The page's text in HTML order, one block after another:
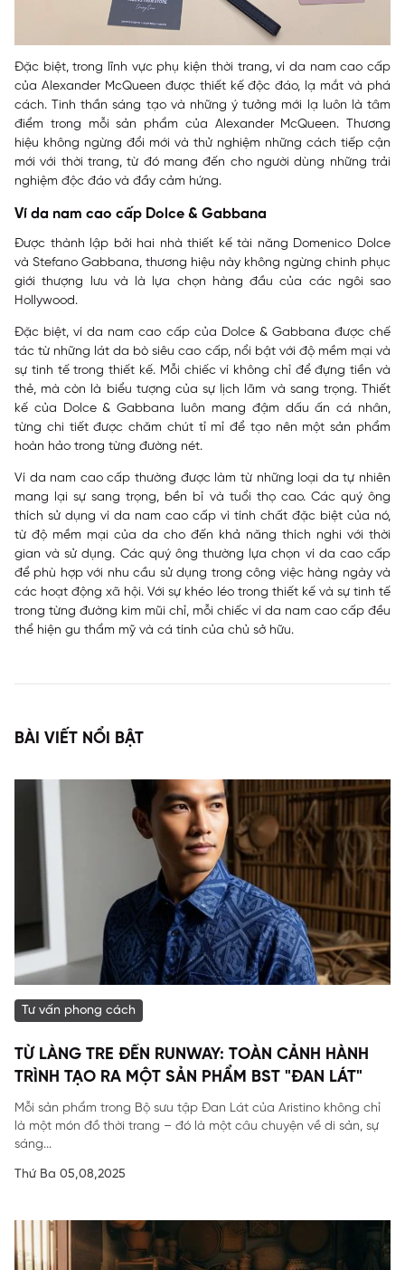
Đặc biệt, trong lĩnh vực phụ kiện thời trang, ví da nam cao cấp
của Alexander McQueen được thiết kế độc đáo, lạ mắt và phá
cách. Tinh thần sáng tạo và những ý tưởng mới lạ luôn là tâm
điểm trong mỗi sản phẩm của Alexander McQueen. Thương
hiệu không ngừng đổi mới và thử nghiệm những cách tiếp cận
mới với thời trang, từ đó mang đến cho người dùng những trải
nghiệm độc đáo và đầy cảm hứng.
Ví da nam cao cấp Dolce & Gabbana
Được thành lập bởi hai nhà thiết kế tài năng Domenico Dolce
và Stefano Gabbana, thương hiệu này không ngừng chinh phục
giới thượng lưu và là lựa chọn hàng đầu của các ngôi sao
Hollywood.
Đặc biệt, ví da nam cao cấp của Dolce & Gabbana được chế
tác từ những lát da bò siêu cao cấp, nổi bật với độ mềm mại và
sự tinh tế trong thiết kế. Mỗi chiếc ví không chỉ để đựng tiền và
thẻ, mà còn là biểu tượng của sự lịch lãm và sang trọng. Thiết
kế của Dolce & Gabbana luôn mang đậm dấu ấn cá nhân,
từng chi tiết được chăm chút tỉ mỉ để tạo nên một sản phẩm
hoàn hảo trong từng đường nét.
Ví da nam cao cấp thường được làm từ những loại da tự nhiên
mang lại sự sang trọng, bền bỉ và tuổi thọ cao. Các quý ông
thích sử dụng ví da nam cao cấp vì tính chất đặc biệt của nó,
từ độ mềm mại của da cho đến khả năng thích nghi với thời
gian và sử dụng. Các quý ông thường lựa chọn ví da cao cấp
để phù hợp với nhu cầu sử dụng trong công việc hàng ngày và
các hoạt động xã hội. Với sự khéo léo trong thiết kế và sự tinh tế
trong từng đường kim mũi chỉ, mỗi chiếc ví da nam cao cấp đều
thể hiện gu thẩm mỹ và cá tính của chủ sở hữu.
BÀI VIẾT NỔI BẬT
Tư vấn phong cách
TỪ LÀNG TRE ĐẾN RUNWAY: TOÀN CẢNH HÀNH
TRÌNH TẠO RA MỘT SẢN PHẨM BST "ĐAN LÁT"
Mỗi sản phẩm trong Bộ sưu tập Đan Lát của Aristino không chỉ
là một món đồ thời trang – đó là một câu chuyện về di sản, sự
sáng...
Thứ Ba 05,08,2025